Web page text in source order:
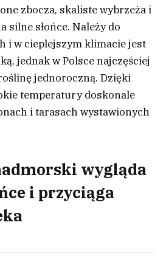
zbocza, skaliste wybrzeża i
silne słońce. Należy do
i w cieplejszym klimacie jest
jednak w Polsce najczęściej
jednoroczną. Dzięki
temperatury doskonale
i tarasach wystawionych
wygląda
i przyciąga